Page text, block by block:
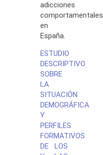
adicciones
comportamentales
en
España.
ESTUDIO
DESCRIPTIVO
SOBRE
LA
SITUACIÓN
DEMOGRÁFICA
Y
PERFILES
FORMATIVOS
DE LOS